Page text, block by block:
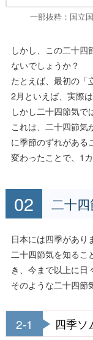
一部抜粋：国立
しかし、この二十
ないでしょうか？
たとえば、最初の「
2月といえば、実際
しかし二十四節気で
これは、二十四節気
に季節のずれがある
変わったことで、1
二十
日本には四季があり
二十四節気を知るこ
き、今まで以上に日
そのような二十四節
2-1 四季ソ